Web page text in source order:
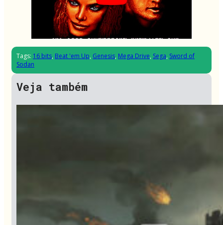
Tags: 16 bits, Beat 'em Up, Genesis, Mega Drive, Sega, Sword of
Sodan
Veja também